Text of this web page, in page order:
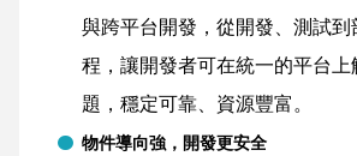
與跨平台開發，從開發、測試到
程，讓開發者可在統一的平台上
題，穩定可靠、資源豐富。
物件導向強，開發更安全